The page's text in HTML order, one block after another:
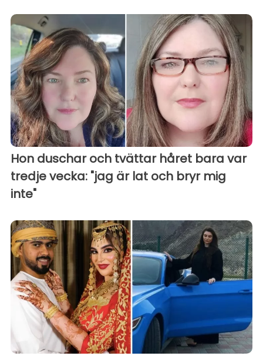
Hon duschar och tvättar håret bara var
tredje vecka: "jag är lat och bryr mig
inte"